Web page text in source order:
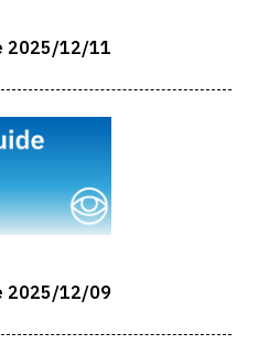
2025/12/11
2025/12/09